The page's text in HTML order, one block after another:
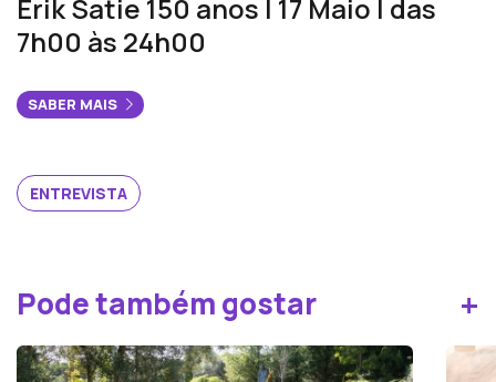
Erik Satie 150 anos | 17 Maio | das
7h00 às 24h00
SABER MAIS
ENTREVISTA
Pode também gostar +